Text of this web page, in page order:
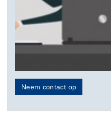
Neem contact op